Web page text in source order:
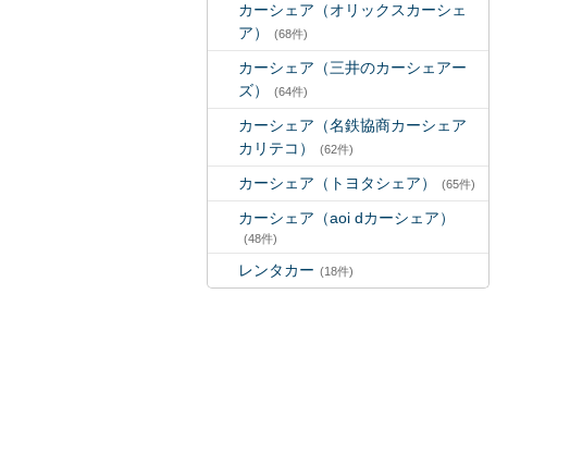
カーシェア（オリックスカーシェ
ア）
(68件)
カーシェア（三井のカーシェアー
ズ）
(64件)
カーシェア（名鉄協商カーシェア
カリテコ）
(62件)
カーシェア（トヨタシェア） (65件)
カーシェア（aoi dカーシェア）
(48件)
レンタカー (18件)